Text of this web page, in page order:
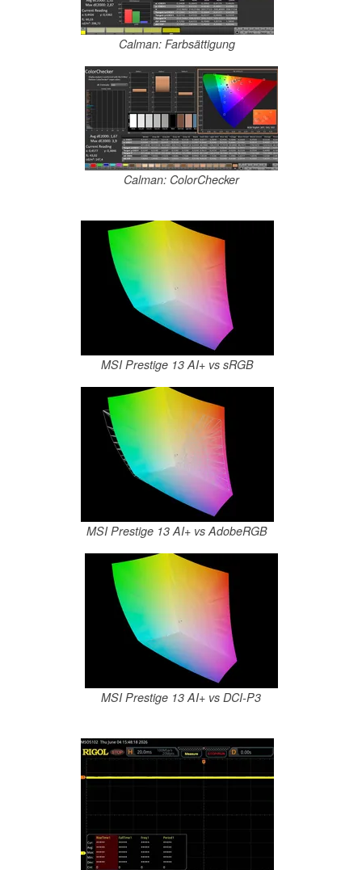
Calman: Farbsättigung
Calman: ColorChecker
MSI Prestige 13 AI+ vs sRGB
MSI Prestige 13 AI+ vs AdobeRGB
MSI Prestige 13 AI+ vs DCI-P3